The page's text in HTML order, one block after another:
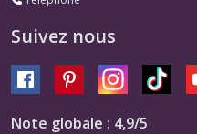
Suivez nous
Note globale : 4,9/5